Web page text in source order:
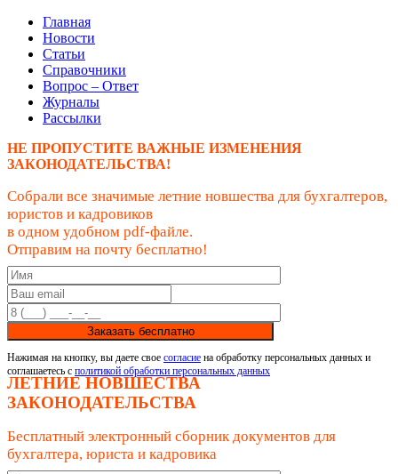
Главная
Новости
Статьи
Справочники
Вопрос – Ответ
Журналы
Рассылки
НЕ ПРОПУСТИТЕ ВАЖНЫЕ ИЗМЕНЕНИЯ
ЗАКОНОДАТЕЛЬСТВА!
Собрали все значимые летние новшества для бухгалтеров,
юристов и кадровиков
в одном удобном pdf-файле.
Отправим на почту бесплатно!
Заказать бесплатно
Нажимая на кнопку, вы даете свое согласие на обработку персональных данных и
соглашаетесь с политикой обработки персональных данных
ЛЕТНИЕ НОВШЕСТВА
ЗАКОНОДАТЕЛЬСТВА
Бесплатный электронный сборник документов для
бухгалтера, юриста и кадровика